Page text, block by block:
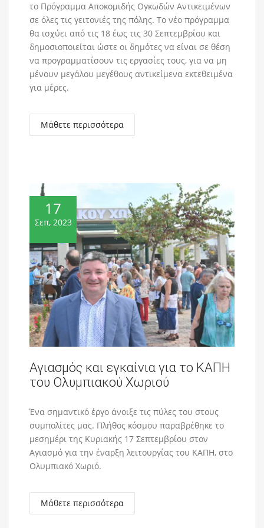
το Πρόγραμμα Αποκομιδής Ογκωδών Αντικειμένων
σε όλες τις γειτονιές της πόλης. Το νέο πρόγραμμα
θα ισχύει από τις 18 έως τις 30 Σεπτεμβρίου και
δημοσιοποιείται ώστε οι δημότες να είναι σε θέση
να προγραμματίσουν τις εργασίες τους, για να μη
μένουν μεγάλου μεγέθους αντικείμενα εκτεθειμένα
για μέρες.
Μάθετε περισσότερα
17
Σεπ, 2023
Αγιασμός και εγκαίνια για το ΚΑΠΗ
του Ολυμπιακού Χωριού
Ένα σημαντικό έργο άνοιξε τις πύλες του στους
συμπολίτες μας. Πλήθος κόσμου παραβρέθηκε το
μεσημέρι της Κυριακής 17 Σεπτεμβρίου στον
Αγιασμό για την έναρξη λειτουργίας του ΚΑΠΗ, στο
Ολυμπιακό Χωριό.
Μάθετε περισσότερα